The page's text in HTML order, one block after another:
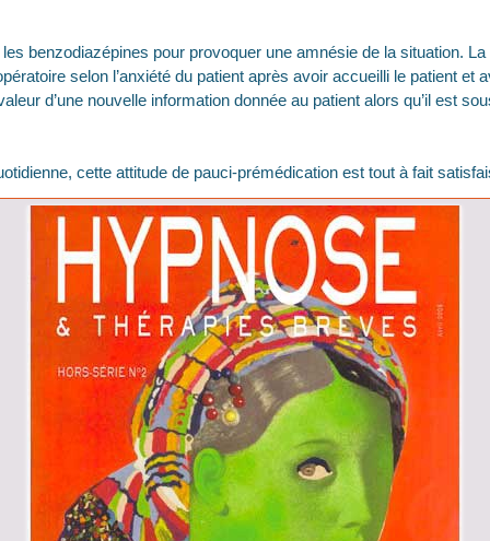
les benzodiazépines pour provoquer une amnésie de la situation.
selon l’anxiété du patient après avoir accueilli le patient et
d’une nouvelle information donnée au patient alors qu’il est
cette attitude de pauci-prémédication est tout à fait